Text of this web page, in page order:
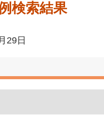
検索結果
29日